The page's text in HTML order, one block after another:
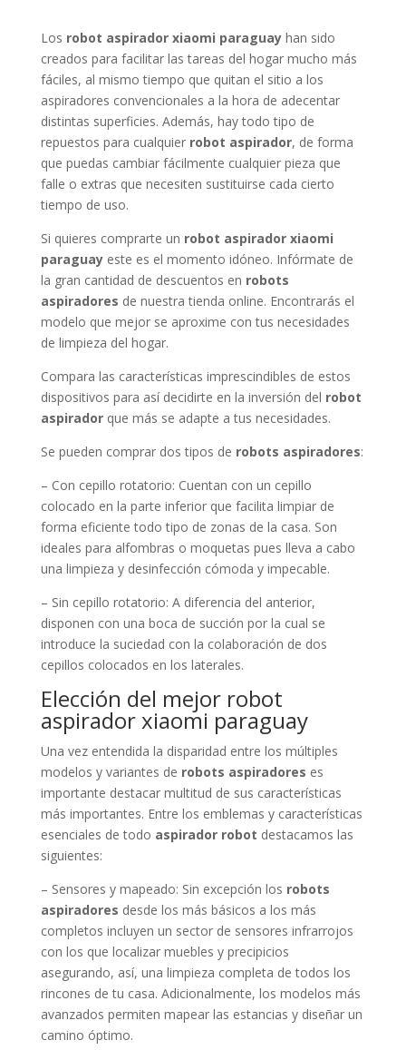
Los robot aspirador xiaomi paraguayhan sido
creados para facilitar las tareas del hogar mucho más
fáciles, al mismo tiempo que quitan el sitio a los
aspiradores convencionales a la hora de adecentar
distintas superficies. Además, hay todo tipo de
repuestos para cualquier robot aspirador, de forma
que puedas cambiar fácilmente cualquier pieza que
falle o extras que necesiten sustituirse cada cierto
tiempo de uso.
Si quieres comprarte un robot aspirador xiaomi
paraguayeste es el momento idóneo. Infórmate de
la gran cantidad de descuentos en robots
aspiradores de nuestra tienda online. Encontrarás el
modelo que mejor se aproxime con tus necesidades
de limpieza del hogar.
Compara las características imprescindibles de estos
dispositivos para así decidirte en la inversión del robot
aspiradorque más se adapte a tus necesidades.
Se pueden comprar dos tipos de robots aspiradores:
– Con cepillo rotatorio: Cuentan con un cepillo
colocado en la parte inferior que facilita limpiar de
forma eficiente todo tipo de zonas de la casa. Son
ideales para alfombras o moquetas pues lleva a cabo
una limpieza y desinfección cómoda y impecable.
– Sin cepillo rotatorio: A diferencia del anterior,
disponen con una boca de succión por la cual se
introduce la suciedad con la colaboración de dos
cepillos colocados en los laterales.
Elección del mejor robot
aspirador xiaomi paraguay
Una vez entendida la disparidad entre los múltiples
modelos y variantes de robots aspiradores es
importante destacar multitud de sus características
más importantes. Entre los emblemas y características
esenciales de todo aspirador robot destacamos las
siguientes:
– Sensores y mapeado: Sin excepción los robots
aspiradores desde los más básicos a los más
completos incluyen un sector de sensores infrarrojos
con los que localizar muebles y precipicios
asegurando, así, una limpieza completa de todos los
rincones de tu casa. Adicionalmente, los modelos más
avanzados permiten mapear las estancias y diseñar un
camino óptimo.